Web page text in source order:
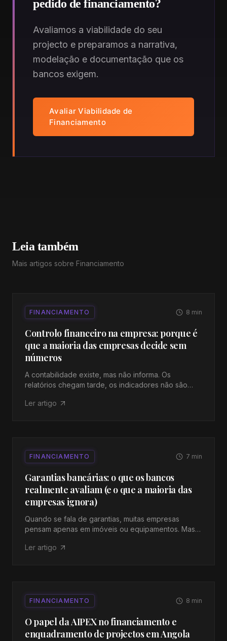
pedido de financiamento?
Avaliamos a viabilidade do seu
projecto e preparamos a narrativa,
modelação e documentação que os
bancos exigem.
Avaliar Viabilidade de
Financiamento
Leia também
Mais artigos sobre Financiamento
FINANCIAMENTO 8 min
Controlo financeiro na empresa: porque é
que a maioria das empresas decide sem
números
A contabilidade existe, mas não informa. Os
relatórios chegam tarde, os indicadores não são
intuição. O controlo financeiro real é outra coisa.
Ler artigo
FINANCIAMENTO 7 min
Garantias bancárias: o que os bancos
realmente avaliam (e o que a maioria das
empresas ignora)
Quando se fala de garantias, muitas empresas
pensam apenas em imóveis ou equipamentos. Mas
tangíveis. Neste artigo, explicamos o que entra na
Ler artigo
FINANCIAMENTO 8 min
O papel da AIPEX no financiamento e
enquadramento de projectos em Angola